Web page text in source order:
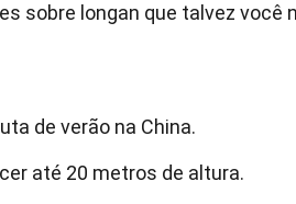
sobre longan que talvez você
de verão na China.
até 20 metros de altura.